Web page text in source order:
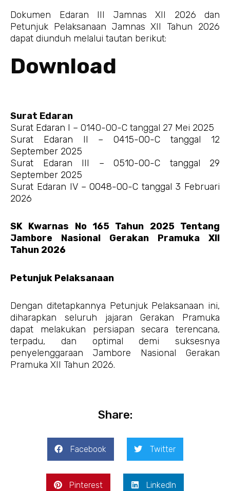
Dokumen Edaran III Jamnas XII 2026 dan
Petunjuk Pelaksanaan Jamnas XII Tahun 2026
dapat diunduh melalui tautan berikut:
Download
Surat Edaran
Surat Edaran I – 0140-00-C tanggal 27 Mei 2025
Surat Edaran II – 0415-00-C tanggal 12
September 2025
Surat Edaran III – 0510-00-C tanggal 29
September 2025
Surat Edaran IV – 0048-00-C tanggal 3 Februari
2026
SK Kwarnas No 165 Tahun 2025 Tentang
Jambore Nasional Gerakan Pramuka XII
Tahun 2026
Petunjuk Pelaksanaan
Dengan ditetapkannya Petunjuk Pelaksanaan ini,
diharapkan seluruh jajaran Gerakan Pramuka
dapat melakukan persiapan secara terencana,
terpadu, dan optimal demi suksesnya
penyelenggaraan Jambore Nasional Gerakan
Pramuka XII Tahun 2026.
Share:
Facebook Twitter
Pinterest LinkedIn